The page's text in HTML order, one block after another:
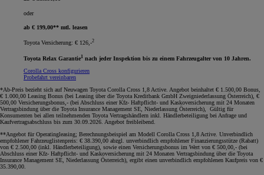
oder
ab € 199,00** mtl. leasen
Toyota Versicherung: € 126,-2
Toyota Relax Garantie
nach jeder Inspektion bis zu einem Fahrzeugalter von 10 Jahren.
Corolla Cross konfigurieren
Probefahrt vereinbaren
*Ab-Preis bezieht sich auf Neuwagen Toyota Corolla Cross 1,8 Active. Angebot beinhaltet € 1.500,00 Bonus,
€ 1.000,00 Leasing Bonus (bei Leasing über die Toyota Kreditbank GmbH Zweigniederlassung Österreich), €
500,00 Versicherungsbonus,- (bei Abschluss einer Kfz- Haftpflicht- und Kaskoversicherung mit 24 Monaten
Vertragsbindung über die Toyota Insurance Management SE, Niederlassung Österreich), Gültig für
Konsumenten bei allen teilnehmenden Toyota Vertragshändlern inkl. Händlerbeteiligung bei Anfrage und
Kaufvertragsabschluss bis zum 30.09.2026. Angebot freibleibend
**Angebot für Operatingleasing; Berechnungsbeispiel am Modell Corolla Cross 1,8 Active. Unverbindlich
empfohlener Fahrzeuglistenpreis: € 38.390,00 abzgl. unverbindlich empfohlener Finanzierungsstütze (Rabatt)
von € 2.500,00 (inkl. Händlerbeteiligung), sowie einen Versicherungsbonus im Wert von € 500,00,- (bei
Abschluss einer Kfz- Haftpflicht- und Kaskoversicherung mit 24 Monaten Vertragsbindung über die Toyota
Insurance Management SE, Niederlassung Österreich), ergibt einen unverbindlich empfohlenen Kaufpreis von €
35.390,00.